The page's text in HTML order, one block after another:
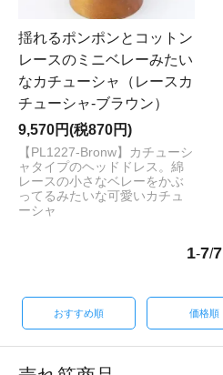
揺れるポンポンとコットン
レースのミニベレーみたい
なカチューシャ（レースカ
チューシャ-ブラウン）
9,570円(税870円)
【PL1227-Bronw】カチューシ
ャタイプのヘッドドレス。綿
レースの小さなベレーをかぶ
ってるみたいな可愛いカチュ
ーシャ
1-7/7
おすすめ順 価格順